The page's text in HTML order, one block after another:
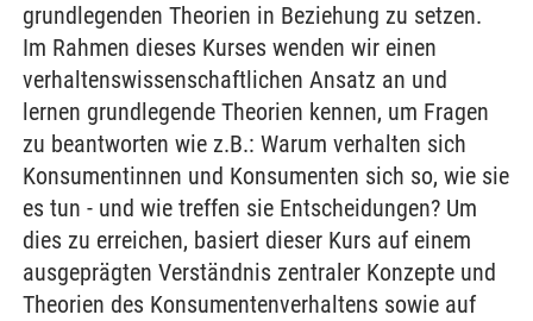
grundlegenden Theorien in Beziehung zu setzen.
Im Rahmen dieses Kurses wenden wir einen
verhaltenswissenschaftlichen Ansatz an und
lernen grundlegende Theorien kennen, um Fragen
zu beantworten wie z.B.: Warum verhalten sich
Konsumentinnen und Konsumenten sich so, wie sie
es tun - und wie treffen sie Entscheidungen? Um
dies zu erreichen, basiert dieser Kurs auf einem
ausgeprägten Verständnis zentraler Konzepte und
Theorien des Konsumentenverhaltens sowie auf